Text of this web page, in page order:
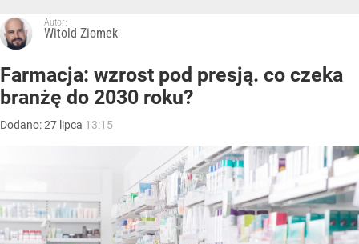
Autor:
Witold Ziomek
Farmacja: wzrost pod presją. co czeka
branżę do 2030 roku?
Dodano:27 lipca 13:15